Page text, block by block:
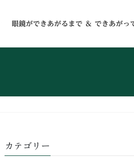
眼鏡ができあがるまで ＆ できあがっ
カテゴリー